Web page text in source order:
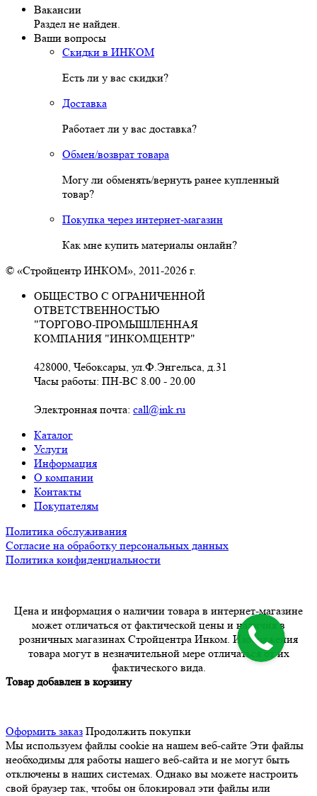
Вакансии
Раздел не найден.
Ваши вопросы
Скидки в ИНКОМ
Есть ли у вас скидки?
Доставка
Работает ли у вас доставка?
Обмен/возврат товара
Могу ли обменять/вернуть ранее купленный
товар?
Покупка через интернет-магазин
Как мне купить материалы онлайн?
© «Стройцентр ИНКОМ», 2011-2026 г.
ОБЩЕСТВО С ОГРАНИЧЕННОЙ
ОТВЕТСТВЕННОСТЬЮ
"ТОРГОВО-ПРОМЫШЛЕННАЯ
КОМПАНИЯ "ИНКОМЦЕНТР"
428000, Чебоксары, ул.Ф.Энгельса, д.31
Часы работы: ПН-ВС 8.00 - 20.00
Электронная почта: call@ink.ru
Каталог
Услуги
Информация
О компании
Контакты
Покупателям
Политика обслуживания
Согласие на обработку персональных данных
Политика конфиденциальности
Цена и информация о наличии товара в интернет-магазине
может отличаться от фактической цены и наличия в
розничных магазинах Стройцентра Инком. Изображения
товара могут в незначительной мере отличаться от их
фактического вида.
Товар добавлен в корзину
Оформить заказ Продолжить покупки
Мы используем файлы cookie на нашем веб-сайте Эти файлы
необходимы для работы нашего веб-сайта и не могут быть
отключены в наших системах. Однако вы можете настроить
свой браузер так, чтобы он блокировал эти файлы или